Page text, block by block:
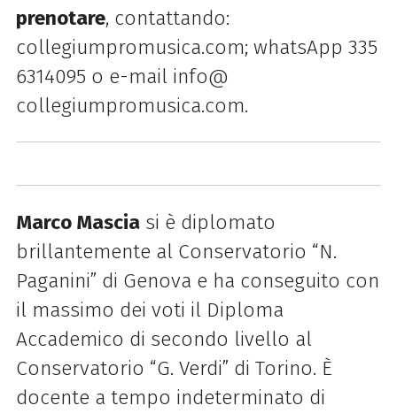
prenotare, contattando:
collegiumpromusica.com; whatsApp 335
6314095 o e-mail info@
collegiumpromusica.com.
Marco Masciasi è diplomato
brillantemente al Conservatorio “N.
Paganini” di Genova e ha conseguito con
il massimo dei voti il Diploma
Accademico di secondo livello al
Conservatorio “G. Verdi” di Torino. È
docente a tempo indeterminato di